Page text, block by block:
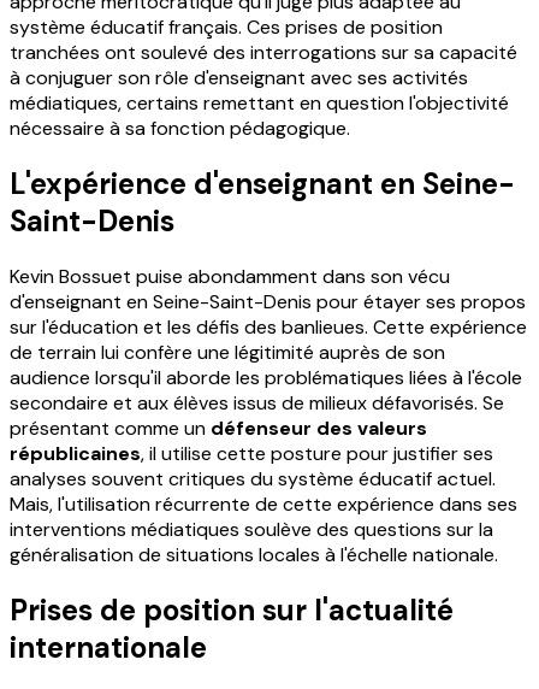
système éducatif français. Ces prises de position
tranchées ont soulevé des interrogations sur sa capacité
à conjuguer son rôle d'enseignant avec ses activités
médiatiques, certains remettant en question l'objectivité
nécessaire à sa fonction pédagogique.
L'expérience d'enseignant en Seine-
Saint-Denis
Kevin Bossuet puise abondamment dans son vécu
d'enseignant en Seine-Saint-Denis pour étayer ses propos
sur l'éducation et les défis des banlieues. Cette expérience
de terrain lui confère une légitimité auprès de son
audience lorsqu'il aborde les problématiques liées à l'école
secondaire et aux élèves issus de milieux défavorisés. Se
présentant comme un défenseur des valeurs
républicaines, il utilise cette posture pour justifier ses
analyses souvent critiques du système éducatif actuel.
Mais, l'utilisation récurrente de cette expérience dans ses
interventions médiatiques soulève des questions sur la
généralisation de situations locales à l'échelle nationale.
Prises de position sur l'actualité
internationale